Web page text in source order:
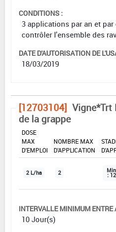
CONDITIONS :
3 applications par an et
contrôler l'ensemble des
DATE D'AUTORISATION DE
18/03/2019
[12703104] Vigne*Trt
de la grappe
DOSE
MAX
D'EMPLOI
NOMBRE MAX
D'APPLICATION
2 L/ha 2 Min
: 12
INTERVALLE MINIMUM ENTRE
10 Jour(s)